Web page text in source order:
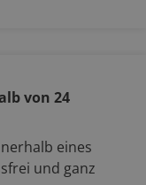
von 24
eines
und ganz